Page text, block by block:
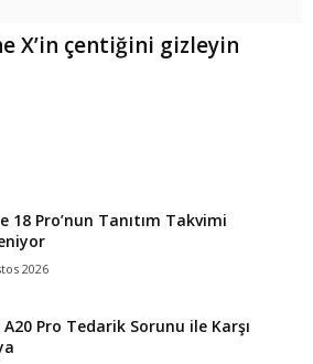
X’in çentiğini gizleyin
18 Pro’nun Tanıtım Takvimi
2026
Pro Tedarik Sorunu ile Karşı